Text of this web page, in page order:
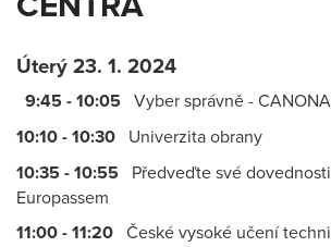
Úterý 23. 1. 2024
9:45 - 10:05 Vyber správně -
10:10 - 10:30 Univerzita obrany
10:35 - 10:55 Předveďte své
Europassem
11:00 - 11:20 České vysoké učení